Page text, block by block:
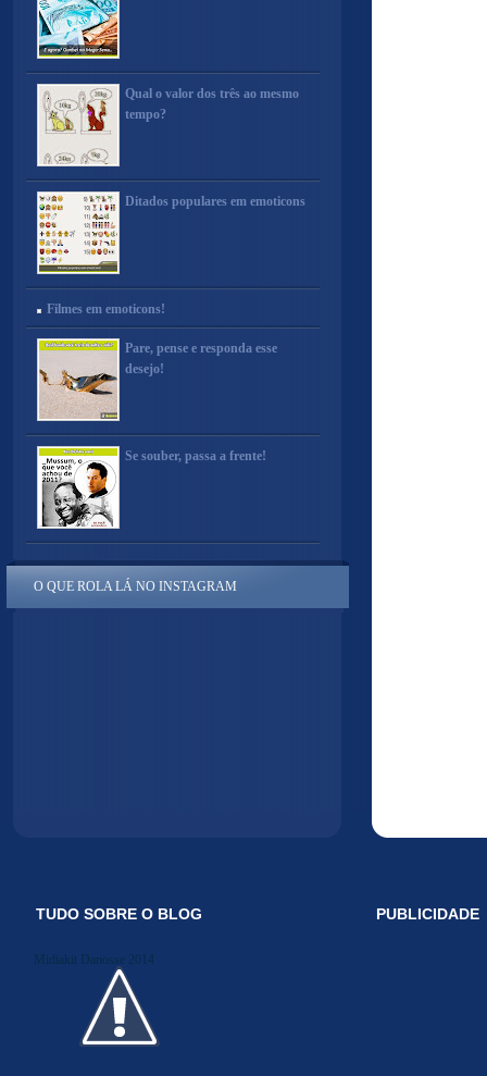
Qual o valor dos três ao mesmo
tempo?
Ditados populares em emoticons
Filmes em emoticons!
Pare, pense e responda esse
desejo!
Se souber, passa a frente!
O QUE ROLA LÁ NO INSTAGRAM
TUDO SOBRE O BLOG
Midiakit Danosse 2014
PUBLICIDADE